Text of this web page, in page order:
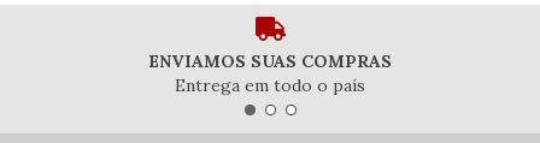
ENVIAMOS SUAS COMPRAS
Entrega em todo o país